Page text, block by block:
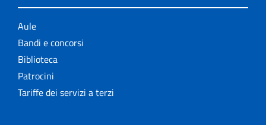
Aule
Bandi e concorsi
Biblioteca
Patrocini
Tariffe dei servizi a terzi